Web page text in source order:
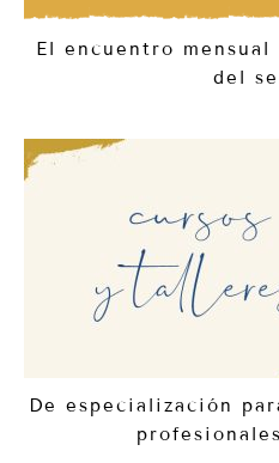
El encuentro mensual
del
De especialización